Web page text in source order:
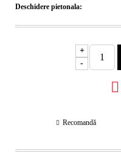
Deschidere pietonala:
+
-
Recomandă